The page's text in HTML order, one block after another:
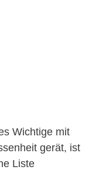
Wichtige mit
gerät, ist
Liste